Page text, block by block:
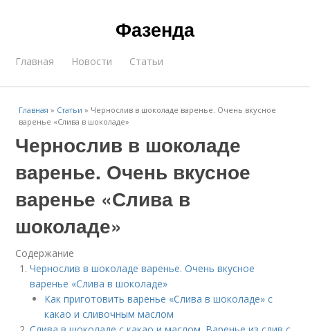
Фазенда
Главная Новости Статьи
Главная » Статьи » Чернослив в шоколаде варенье. Очень вкусное
варенье «Слива в шоколаде»
Чернослив в шоколаде
варенье. Очень вкусное
варенье «Слива в
шоколаде»
Содержание
Чернослив в шоколаде варенье. Очень вкусное
варенье «Слива в шоколаде»
Как приготовить варенье «Слива в шоколаде» с
какао и сливочным маслом